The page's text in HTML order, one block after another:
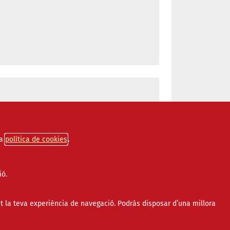
política de cookies
teva experiència de navegació. Podràs disposar d’una millora